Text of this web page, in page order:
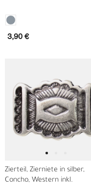
3,90 €
Zierteil, Zierniete in silber,
Concho, Western inkl.